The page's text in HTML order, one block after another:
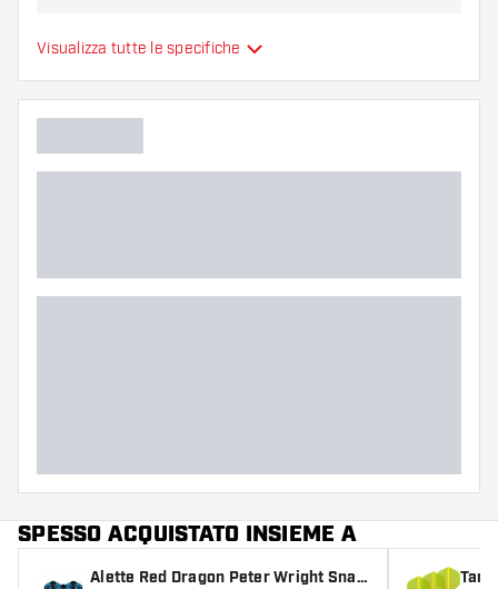
Materiale delle freccette
Impugnatura della punta del
Giocatore di freccette
Visualizza tutte le specifiche
SPESSO ACQUISTATO INSIEME A
Alette Red Dragon Peter Wright Snak